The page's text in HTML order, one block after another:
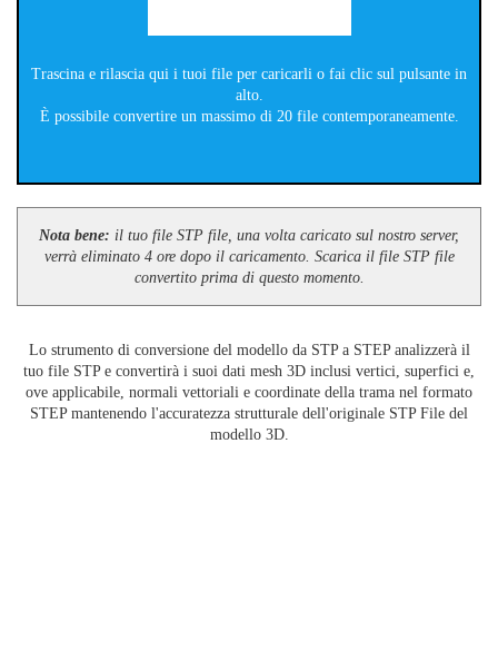
Trascina e rilascia qui i tuoi file per caricarli o fai clic sul pulsante in
alto.
È possibile convertire un massimo di 20 file contemporaneamente.
Nota bene: il tuo file STP file, una volta caricato sul nostro server,
verrà eliminato 4 ore dopo il caricamento. Scarica il file STP file
convertito prima di questo momento.
Lo strumento di conversione del modello da STP a STEP analizzerà il
tuo file STP e convertirà i suoi dati mesh 3D inclusi vertici, superfici e,
ove applicabile, normali vettoriali e coordinate della trama nel formato
STEP mantenendo l'accuratezza strutturale dell'originale STP File del
modello 3D.